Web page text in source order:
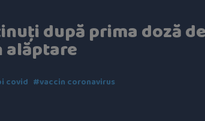
după prima doză
alăptare
covid #vaccin coronavirus